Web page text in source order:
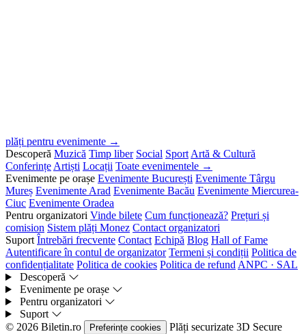
plăți pentru evenimente →
Descoperă Muzică Timp liber Social Sport Artă & Cultură
Conferințe Artiști Locații Toate evenimentele →
Evenimente pe orașe Evenimente București Evenimente Târgu
Mureș Evenimente Arad Evenimente Bacău Evenimente Miercurea-
Ciuc Evenimente Oradea
Pentru organizatori Vinde bilete Cum funcționează? Prețuri și
comision Sistem plăți Monez Contact organizatori
Suport Întrebări frecvente Contact Echipă Blog Hall of Fame
Autentificare în contul de organizator Termeni și condiții Politica de
confidențialitate Politica de cookies Politica de refund ANPC · SAL
Descoperă
Evenimente pe orașe
Pentru organizatori
Suport
© 2026 Biletin.ro
Preferințe cookies Plăți securizate 3D Secure